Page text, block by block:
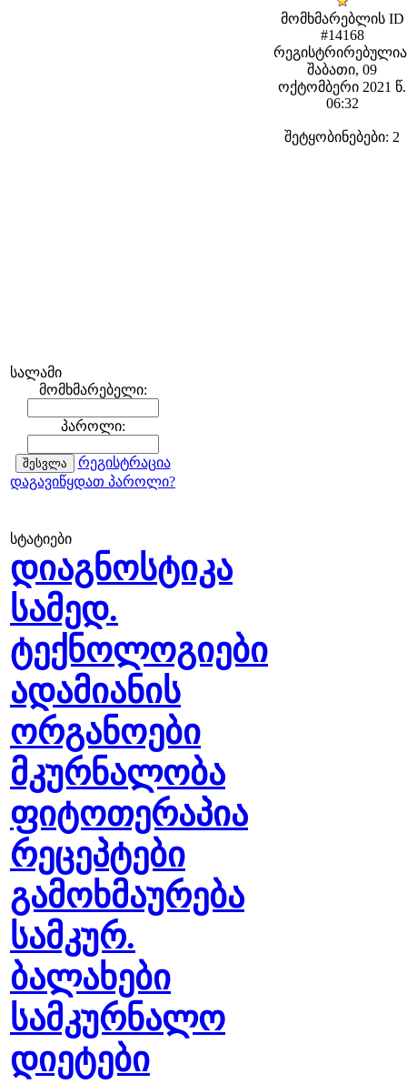
სალამი
მომხმარებელი:
პაროლი:
რეგისტრაცია
დაგავიწყდათ პაროლი?
სტატიები
დიაგნოსტიკა
სამედ.
ტექნოლოგიები
ადამიანის
ორგანოები
მკურნალობა
ფიტოთერაპია
რეცეპტები
გამოხმაურება
სამკურ.
ბალახები
სამკურნალო
დიეტები
მომხმარებლის ID
#14168
შაბათი, 09
ოქტომბერი 2021 წ.
06:32
შეტყობინებები: 2